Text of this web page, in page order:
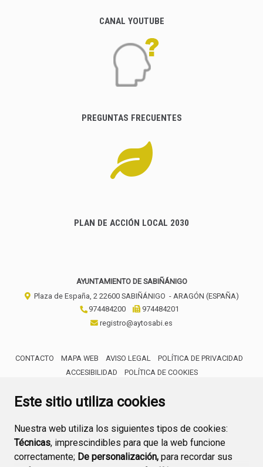
Este sitio utiliza cookies
Nuestra web utiliza los siguientes tipos de cookies:
Técnicas, imprescindibles para que la web funcione
correctamente; De personalización, para recordar sus
CANAL YOUTUBE
PREGUNTAS FRECUENTES
PLAN DE ACCIÓN LOCAL 2030
AYUNTAMIENTO DE SABIÑÁNIGO
Plaza de España, 2 22600 SABIÑÁNIGO - ARAGÓN (ESPAÑA)
974484200
974484201
registro@aytosabi.es
CONTACTO MAPA WEB AVISO LEGAL
POLÍTICA DE PRIVACIDAD
ACCESIBILIDAD
POLÍTICA DE COOKIES